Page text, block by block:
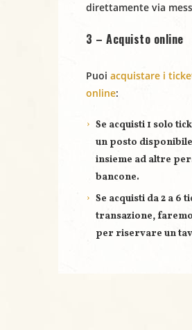
direttamente via
3 – Acquisto online
Puoi acquistare i
online:
Se acquisti 1 solo
un posto
insieme ad altre
bancone.
Se acquisti da 2 a 6
transazione,
per riservare un